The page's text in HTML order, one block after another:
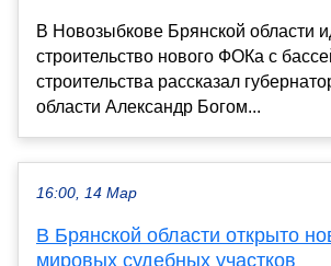
В Новозыбкове Брянской области
строительство нового ФОКа с
строительства рассказал
области Александр Богом...
16:00, 14 Мар
В Брянской области открыто
мировых судебных участков